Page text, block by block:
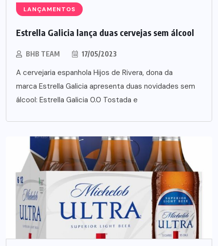
LANÇAMENTOS
Estrella Galicia lança duas cervejas sem álcool
BHB TEAM 17/05/2023
A cervejaria espanhola Hijos de Rivera, dona da
marca Estrella Galicia apresenta duas novidades sem
álcool: Estrella Galicia 0.0 Tostada e